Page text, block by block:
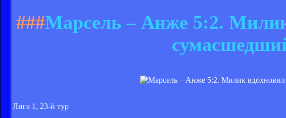
###Марсель – Анже 5:2.
Лига 1, 23-й тур